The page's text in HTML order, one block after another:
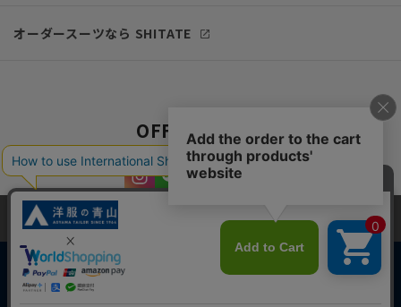
オーダースーツなら SHITATE
OFFICIAL SNS
当サイトでは、快適な閲覧体験とコンテンツ改善のためにCookieを使用
しています。閲覧を続けることで、Cookieの使用に同意したものとみな
します。詳細については